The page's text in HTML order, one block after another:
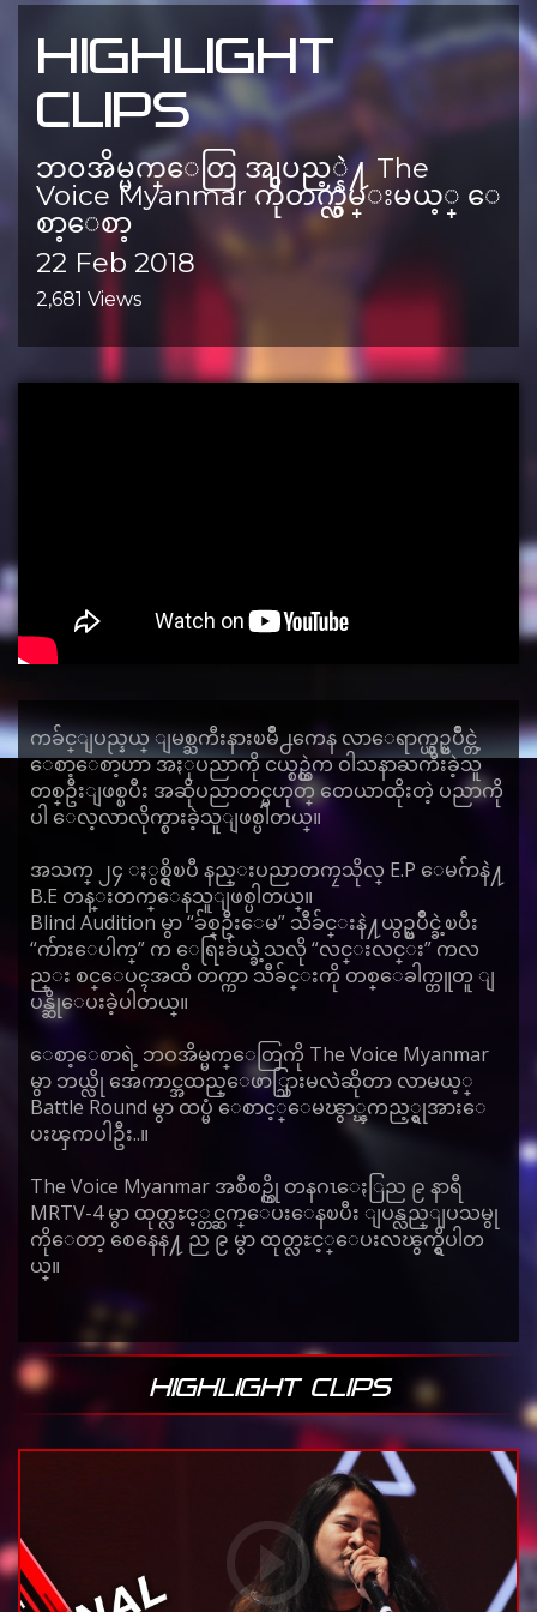
HIGHLIGHT
CLIPS
ဘဝအိမ္မက္ေတြ အျပည့္နဲ႔ The
Voice Myanmar ကိုတက္လွမ္းမယ့္ ေ
စာ့ေစာ့
22 Feb 2018
2,681 Views
ကခ်င္ျပည္နယ္ ျမစ္ႀကီးနားၿမိဳ႕ကေန လာေရာက္ယွဥ္ၿပိဳင္တဲ့
ေစာ့ေစာ့ဟာ အႏုပညာကို ငယ္စဥ္ထဲက ဝါသနာႀကီးခဲ့သူ
တစ္ဦးျဖစ္ၿပီး အဆိုပညာတင္မဟုတ္ တေယာထိုးတဲ့ ပညာကို
ပါ ေလ့လာလိုက္စားခဲ့သူျဖစ္ပါတယ္။
အသက္ ၂၄ ႏွစ္ရွိၿပီ နည္းပညာတကၠသိုလ္ E.P ေမဂ်ာနဲ႔
B.E တန္းတက္ေနသူျဖစ္ပါတယ္။
Blind Audition မွာ “ခ်စ္ဦးေမ” သီခ်င္းနဲ႔ယွဥ္ၿပိဳင္ခဲ့ၿပီး
“က်ားေပါက္” က ေရြးခ်ယ္ခဲ့သလို “လင္းလင္း” ကလ
ည္း စင္ေပၚအထိ တက္ကာ သီခ်င္းကို တစ္ေခါက္တူတူ ျ
ပန္ဆိုေပးခဲ့ပါတယ္။
ေစာ့ေစာရဲ့ ဘဝအိမ္မက္ေတြကို The Voice Myanmar
မွာ ဘယ္လို အေကာင္အထည္ေဖာ္သြားမလဲဆိုတာ လာမယ့္
Battle Round မွာ ထပ္မံ ေစာင့္ေမၽွာ္ၾကည့္ရွုအားေ
ပးၾကပါဦး..။
The Voice Myanmar အစီစဥ္ကို တနဂၤေႏြည ၉ နာရီ
MRTV-4 မွာ ထုတ္လႊင့္တင္ဆက္ေပးေနၿပီး ျပန္လည္ျပသမွု
ကိုေတာ့ စေနေန႔ ည ၉ မွာ ထုတ္လႊင့္ေပးလၽွက္ရွိပါတ
ယ္။
HIGHLIGHT CLIPS